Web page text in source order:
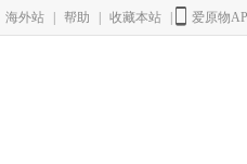
海外站 帮助 收藏本站 爱原物